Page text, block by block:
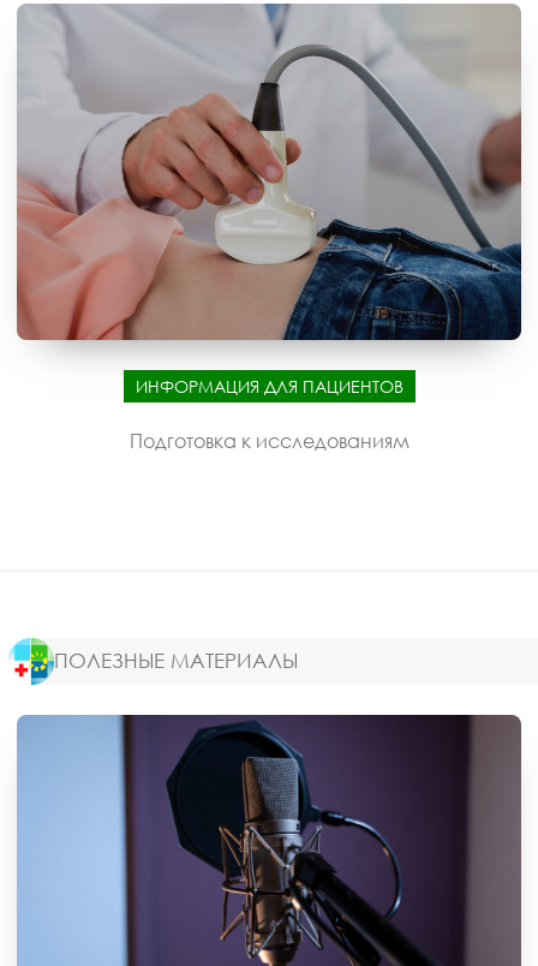
ИНФОРМАЦИЯ ДЛЯ ПАЦИЕНТОВ
Подготовка к исследованиям
ПОЛЕЗНЫЕ МАТЕРИАЛЫ